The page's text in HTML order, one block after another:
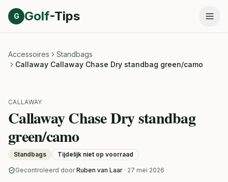
Direct naar inhoud
G Golf-Tips
Accessoires
Standbags
Callaway Callaway Chase Dry standbag green/camo
CALLAWAY
Callaway Chase Dry standbag
green/camo
Standbags Tijdelijk niet op voorraad
Gecontroleerd door Ruben van Laar · 27 mei 2026